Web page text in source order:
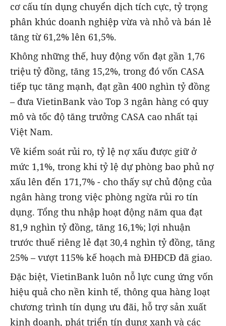
cơ cấu tín dụng chuyển dịch tích cực, tỷ trọng
phân khúc doanh nghiệp vừa và nhỏ và bán lẻ
tăng từ 61,2% lên 61,5%.
Không những thế, huy động vốn đạt gần 1,76
triệu tỷ đồng, tăng 15,2%, trong đó vốn CASA
tiếp tục tăng mạnh, đạt gần 400 nghìn tỷ đồng
– đưa VietinBank vào Top 3 ngân hàng có quy
mô và tốc độ tăng trưởng CASA cao nhất tại
Việt Nam.
Về kiểm soát rủi ro, tỷ lệ nợ xấu được giữ ở
mức 1,1%, trong khi tỷ lệ dự phòng bao phủ nợ
xấu lên đến 171,7% - cho thấy sự chủ động của
ngân hàng trong việc phòng ngừa rủi ro tín
dụng. Tổng thu nhập hoạt động năm qua đạt
81,9 nghìn tỷ đồng, tăng 16,1%; lợi nhuận
trước thuế riêng lẻ đạt 30,4 nghìn tỷ đồng, tăng
25% – vượt 115% kế hoạch mà ĐHĐCĐ đã giao.
Đặc biệt, VietinBank luôn nỗ lực cung ứng vốn
hiệu quả cho nền kinh tế, thông qua hàng loạt
chương trình tín dụng ưu đãi, hỗ trợ sản xuất
kinh doanh, phát triển tín dụng xanh và các